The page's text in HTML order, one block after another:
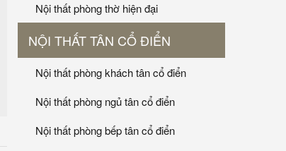
Nội thất phòng thờ hiện đại
NỘI THẤT TÂN CỔ ĐIỂN
Nội thất phòng khách tân cổ điển
Nội thất phòng ngủ tân cổ điển
Nội thất phòng bếp tân cổ điển